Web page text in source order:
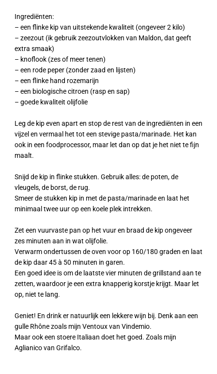
Ingrediënten:
– een flinke kip van uitstekende kwaliteit (ongeveer 2 kilo)
– zeezout (ik gebruik zeezoutvlokken van Maldon, dat geeft
extra smaak)
– knoflook (zes of meer tenen)
– een rode peper (zonder zaad en lijsten)
– een flinke hand rozemarijn
– een biologische citroen (rasp en sap)
– goede kwaliteit olijfolie
Leg de kip even apart en stop de rest van de ingrediënten in een
vijzel en vermaal het tot een stevige pasta/marinade. Het kan
ook in een foodprocessor, maar let dan op dat je het niet te fijn
maalt.
Snijd de kip in flinke stukken. Gebruik alles: de poten, de
vleugels, de borst, de rug.
Smeer de stukken kip in met de pasta/marinade en laat het
minimaal twee uur op een koele plek intrekken.
Zet een vuurvaste pan op het vuur en braad de kip ongeveer
zes minuten aan in wat olijfolie.
Verwarm ondertussen de oven voor op 160/180 graden en laat
de kip daar 45 à 50 minuten in garen.
Een goed idee is om de laatste vier minuten de grillstand aan te
zetten, waardoor je een extra knapperig korstje krijgt. Maar let
op, niet te lang.
Geniet! En drink er natuurlijk een lekkere wijn bij. Denk aan een
gulle Rhône zoals mijn Ventoux van Vindemio.
Maar ook een stoere Italiaan doet het goed. Zoals mijn
Aglianico van Grifalco.